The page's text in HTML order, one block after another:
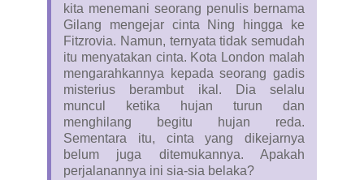
kita menemani seorang penulis bernama
Gilang mengejar cinta Ning hingga ke
Fitzrovia. Namun, ternyata tidak semudah
itu menyatakan cinta. Kota London malah
mengarahkannya kepada seorang gadis
misterius berambut ikal. Dia selalu
muncul ketika hujan turun dan
menghilang begitu hujan reda.
Sementara itu, cinta yang dikejarnya
belum juga ditemukannya. Apakah
perjalanannya ini sia-sia belaka?